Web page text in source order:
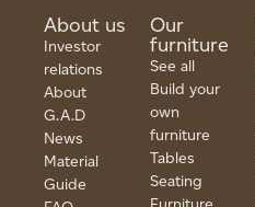
About us
Investor
relations
About
G.A.D
News
Material
Guide
Our
furniture
See all
Build your
own
furniture
Tables
Seating